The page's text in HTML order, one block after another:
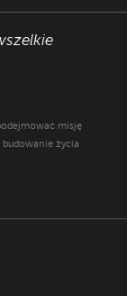
misję
życia